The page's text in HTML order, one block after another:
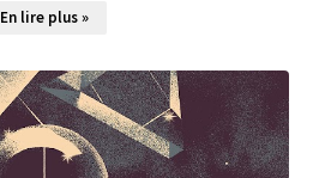
En lire plus »